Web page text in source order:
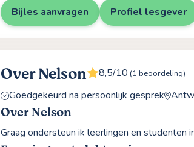
Bijles aanvragen
Profiel lesgever
Over Nelson 8,5/10 (1 beoordeling)
Goedgekeurd na persoonlijk gesprek
Over Nelson
Graag ondersteun ik leerlingen en studenten